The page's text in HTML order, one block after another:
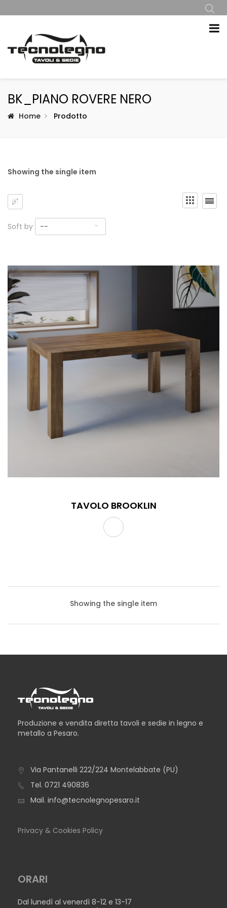
BK_PIANO ROVERE NERO
Home Prodotto
Showing the single item
Soft by --
TAVOLO BROOKLIN
TAVOLO BROOKLIN
Showing the single item
Produzione e vendita diretta tavoli e sedie in legno e
metallo a Pesaro.
Via Pantanelli 222/224 Montelabbate (PU)
Tel. 0721 490836
Mail. info@tecnolegnopesaro.it
Privacy & Cookies Policy
ORARI
Dal lunedì al venerdì 8-12 e 13-17